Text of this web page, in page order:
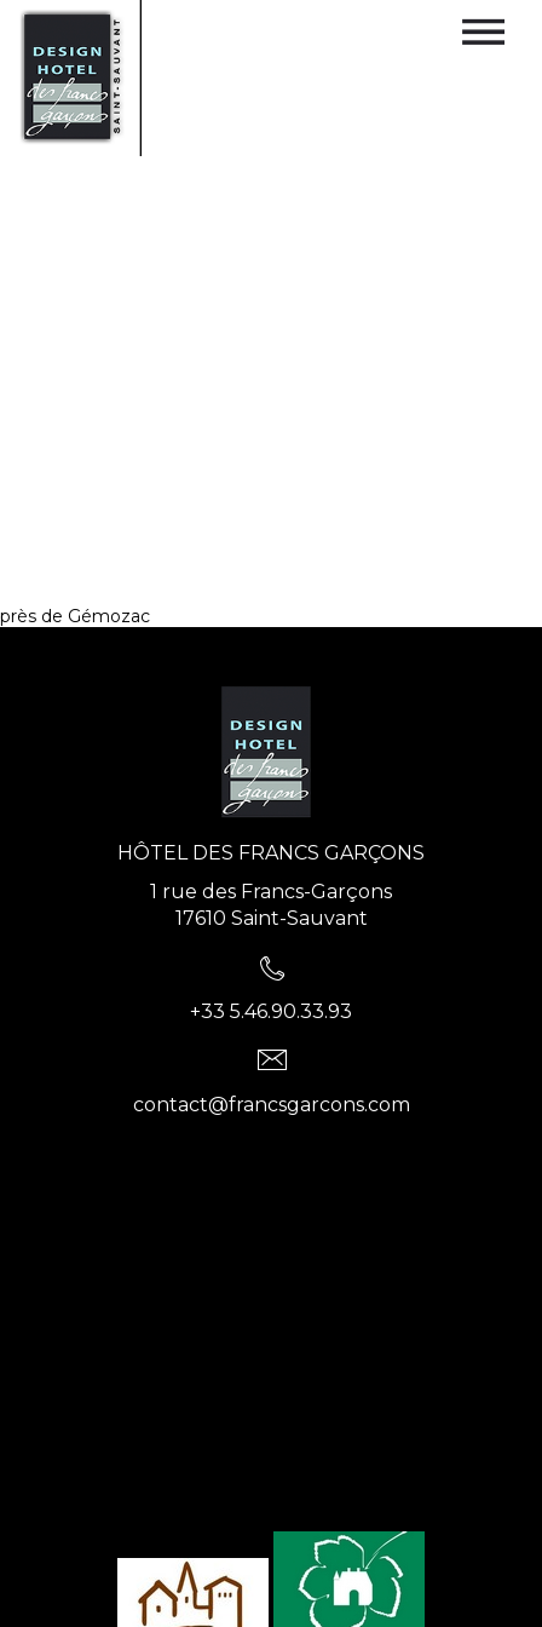
près de Gémozac
HÔTEL DES FRANCS GARÇONS
1 rue des Francs-Garçons
17610 Saint-Sauvant
+33 5.46.90.33.93
contact@francsgarcons.com